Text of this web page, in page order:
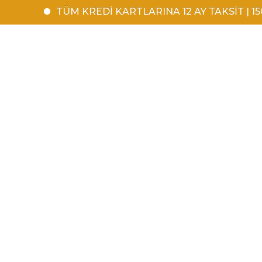
TÜM KREDİ KARTLARINA 12 AY TAKSİT | 1500 TL